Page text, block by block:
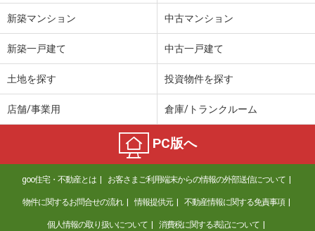
間取り
1K
京都府京都市下京区西七条比輪田町
京都府京都市下京区西七条比輪田町
京都府京都市右京区西京極堤外町
価 格
4.60万円
専有面積
23.43m²
間取り
1K
新築マンション 中古マンション
新築一戸建て 中古一戸建て
土地を探す 投資物件を探す
店舗/事業用 倉庫/トランクルーム
PC版へ
goo住宅・不動産とは お客さまご利用端末からの情報の外部送信について
物件に関するお問合せの流れ 情報提供元 不動産情報に関する免責事項
個人情報の取り扱いについて 消費税に関する表記について